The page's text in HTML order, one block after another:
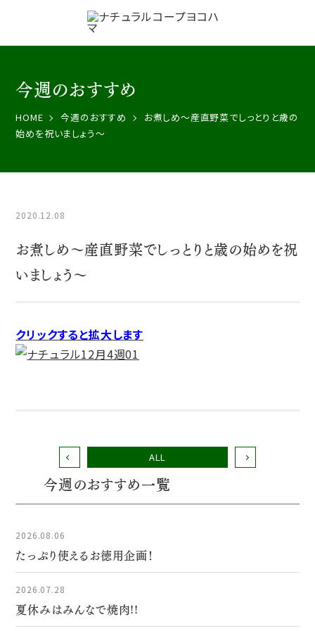
今週のおすすめ
HOME 今週のおすすめ
お煮しめ〜産直野菜でしっとりと歳の
始めを祝いましょう〜
2020.12.08
お煮しめ〜産直野菜でしっとりと歳の始めを祝
いましょう〜
クリックすると拡大します
ALL
今週のおすすめ一覧
2026.08.06
たっぷり使えるお徳用企画！
2026.07.28
夏休みはみんなで焼肉!!